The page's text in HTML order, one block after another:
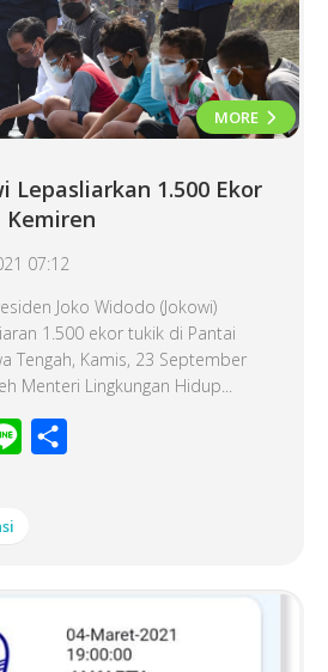
MORE
Lepasliarkan 1.500 Ekor
Kemiren
07:12
Joko Widodo (Jokowi)
1.500 ekor tukik di Pantai
Tengah, Kamis, 23 September
Menteri Lingkungan Hidup...
Line